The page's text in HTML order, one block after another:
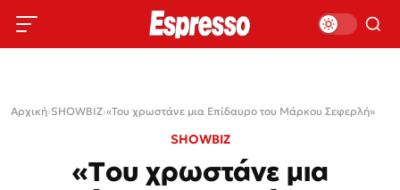
Αρχική›SHOWBIZ›«Του χρωστάνε μια Επίδαυρο του Μάρκου Σεφερλή»
SHOWBIZ
«Του χρωστάνε μια